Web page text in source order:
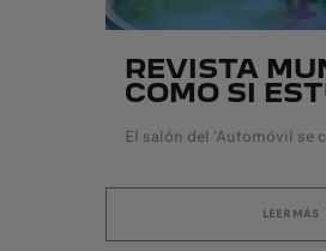
REVISTA
COMO SI
El salón del 'Automóvil se
LEER MÁS